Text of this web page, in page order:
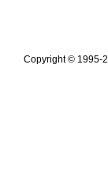
Copyright © 1995-